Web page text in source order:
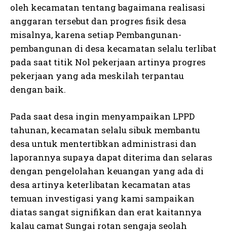
oleh kecamatan tentang bagaimana realisasi
anggaran tersebut dan progres fisik desa
misalnya, karena setiap Pembangunan-
pembangunan di desa kecamatan selalu terlibat
pada saat titik Nol pekerjaan artinya progres
pekerjaan yang ada meskilah terpantau
dengan baik.
Pada saat desa ingin menyampaikan LPPD
tahunan, kecamatan selalu sibuk membantu
desa untuk mentertibkan administrasi dan
laporannya supaya dapat diterima dan selaras
dengan pengelolahan keuangan yang ada di
desa artinya keterlibatan kecamatan atas
temuan investigasi yang kami sampaikan
diatas sangat signifikan dan erat kaitannya
kalau camat Sungai rotan sengaja seolah